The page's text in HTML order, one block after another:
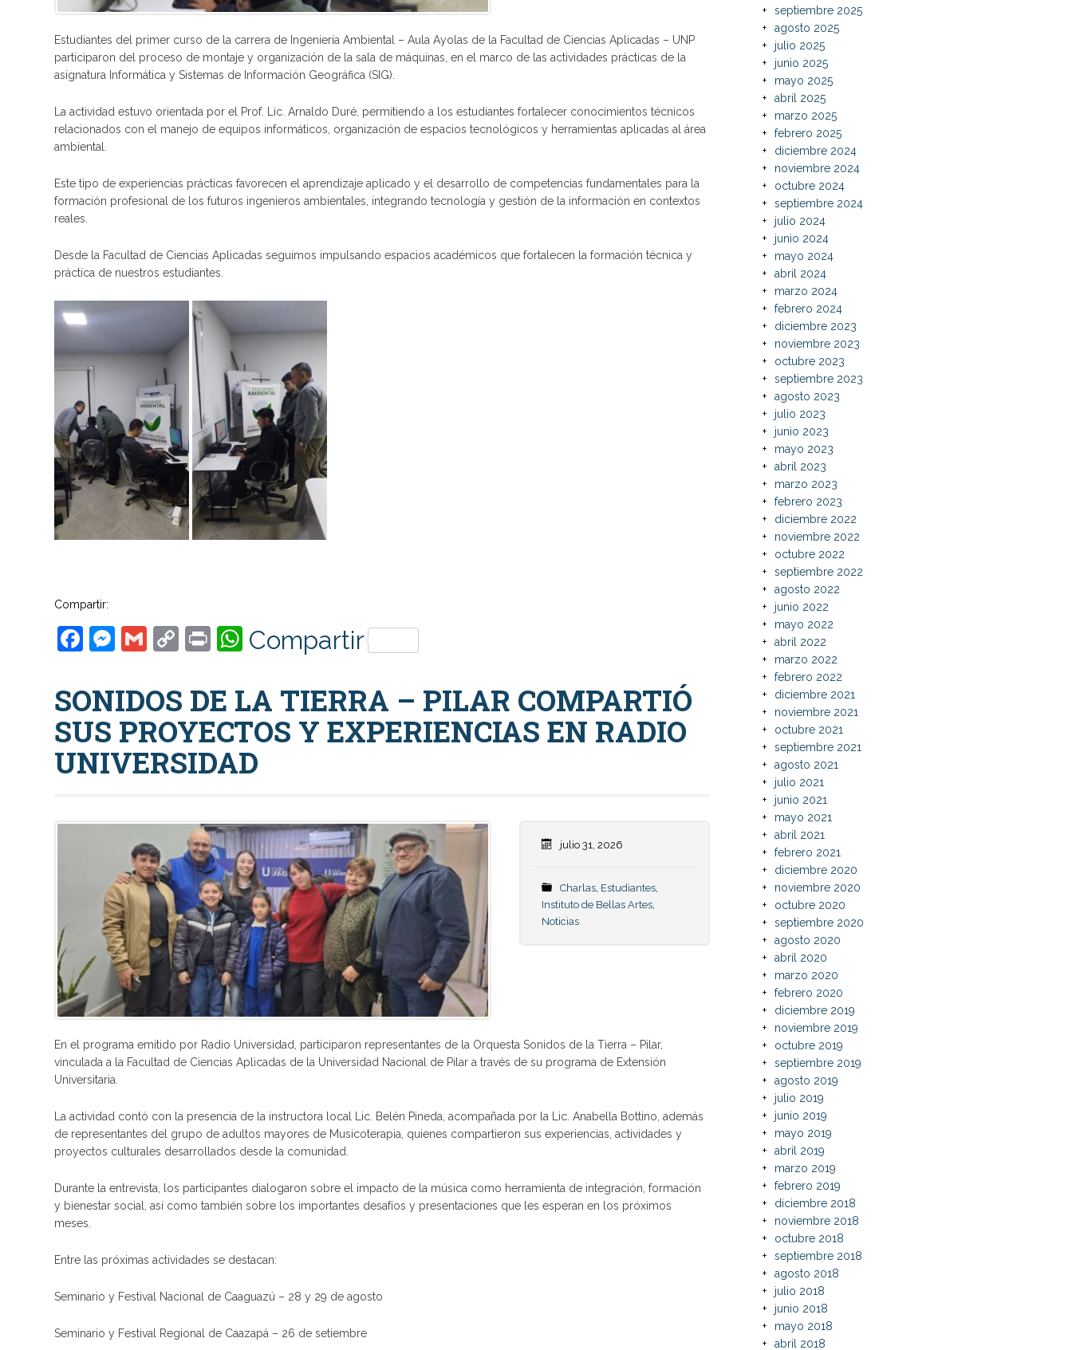
Estudiantes del primer curso de la carrera de Ingeniería Ambiental – Aula Ayolas de la Facultad de Ciencias Aplicadas – UNP
participaron del proceso de montaje y organización de la sala de máquinas, en el marco de las actividades prácticas de la
asignatura Informática y Sistemas de Información Geográfica (SIG).
La actividad estuvo orientada por el Prof. Lic. Arnaldo Duré, permitiendo a los estudiantes fortalecer conocimientos técnicos
relacionados con el manejo de equipos informáticos, organización de espacios tecnológicos y herramientas aplicadas al área
ambiental.
Este tipo de experiencias prácticas favorecen el aprendizaje aplicado y el desarrollo de competencias fundamentales para la
formación profesional de los futuros ingenieros ambientales, integrando tecnología y gestión de la información en contextos
reales.
Desde la Facultad de Ciencias Aplicadas seguimos impulsando espacios académicos que fortalecen la formación técnica y
práctica de nuestros estudiantes.
Compartir:
Facebook
Messenger
GmailCopyPrintWhatsApp
Compartir
SONIDOS DE LA TIERRA – PILAR COMPARTIÓ
SUS PROYECTOS Y EXPERIENCIAS EN RADIO
UNIVERSIDAD
julio 31, 2026
Charlas, Estudiantes,
Instituto de Bellas Artes,
Noticias
En el programa emitido por Radio Universidad, participaron representantes de la Orquesta Sonidos de la Tierra – Pilar,
vinculada a la Facultad de Ciencias Aplicadas de la Universidad Nacional de Pilar a través de su programa de Extensión
Universitaria.
La actividad contó con la presencia de la instructora local Lic. Belén Pineda, acompañada por la Lic. Anabella Bottino, además
de representantes del grupo de adultos mayores de Musicoterapia, quienes compartieron sus experiencias, actividades y
proyectos culturales desarrollados desde la comunidad.
Durante la entrevista, los participantes dialogaron sobre el impacto de la música como herramienta de integración, formación
y bienestar social, así como también sobre los importantes desafíos y presentaciones que les esperan en los próximos
meses.
Entre las próximas actividades se destacan:
Seminario y Festival Nacional de Caaguazú – 28 y 29 de agosto
Seminario y Festival Regional de Caazapá – 26 de setiembre
septiembre 2025
agosto 2025
julio 2025
junio 2025
mayo 2025
abril 2025
marzo 2025
febrero 2025
diciembre 2024
noviembre 2024
octubre 2024
septiembre 2024
julio 2024
junio 2024
mayo 2024
abril 2024
marzo 2024
febrero 2024
diciembre 2023
noviembre 2023
octubre 2023
septiembre 2023
agosto 2023
julio 2023
junio 2023
mayo 2023
abril 2023
marzo 2023
febrero 2023
diciembre 2022
noviembre 2022
octubre 2022
septiembre 2022
agosto 2022
junio 2022
mayo 2022
abril 2022
marzo 2022
febrero 2022
diciembre 2021
noviembre 2021
octubre 2021
septiembre 2021
agosto 2021
julio 2021
junio 2021
mayo 2021
abril 2021
febrero 2021
diciembre 2020
noviembre 2020
octubre 2020
septiembre 2020
agosto 2020
abril 2020
marzo 2020
febrero 2020
diciembre 2019
noviembre 2019
octubre 2019
septiembre 2019
agosto 2019
julio 2019
junio 2019
mayo 2019
abril 2019
marzo 2019
febrero 2019
diciembre 2018
noviembre 2018
octubre 2018
septiembre 2018
agosto 2018
julio 2018
junio 2018
mayo 2018
abril 2018